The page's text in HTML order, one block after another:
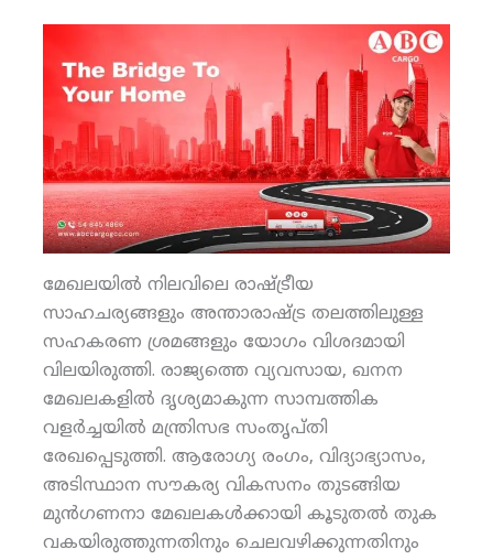
മേഖലയില്‍ നിലവിലെ രാഷ്ട്രീയ
സാഹചര്യങ്ങളും അന്താരാഷ്ട്ര തലത്തിലുള്ള
സഹകരണ ശ്രമങ്ങളും യോഗം വിശദമായി
വിലയിരുത്തി. രാജ്യത്തെ വ്യവസായ, ഖനന
മേഖലകളില്‍ ദൃശ്യമാകുന്ന സാമ്പത്തിക
വളര്‍ച്ചയില്‍ മന്ത്രിസഭ സംതൃപ്തി
രേഖപ്പെടുത്തി. ആരോഗ്യ രംഗം, വിദ്യാഭ്യാസം,
അടിസ്ഥാന സൗകര്യ വികസനം തുടങ്ങിയ
മുന്‍ഗണനാ മേഖലകള്‍ക്കായി കൂടുതല്‍ തുക
വകയിരുത്തുന്നതിനും ചെലവഴിക്കുന്നതിനും